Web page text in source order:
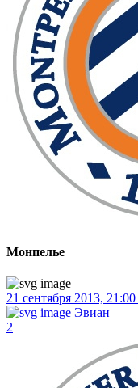
Монпелье
21 сентября 2013, 21:00
Эвиан
2